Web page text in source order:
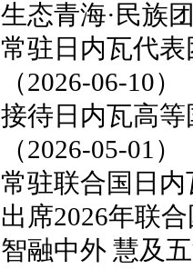
生态青海·民族
常驻日内瓦代
（2026-06-10）
接待日内瓦高
（2026-05-01）
常驻联合国日
出席2026年联
智融中外 慧及